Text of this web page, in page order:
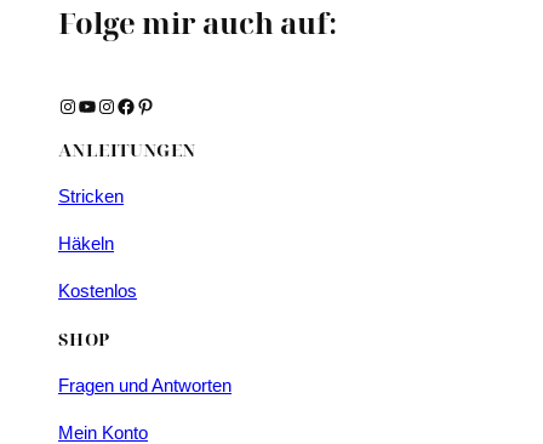
Folge mir auch auf:
Instagram YouTube Instagram Facebook Pinterest
ANLEITUNGEN
Stricken
Häkeln
Kostenlos
SHOP
Fragen und Antworten
Mein Konto